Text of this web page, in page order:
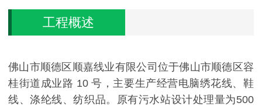
工程概述
佛山市顺德区顺嘉线业有限公司位于佛山市顺德区容
桂街道成业路 10 号，主要生产经营电脑绣花线、鞋
线、涤纶线、纺织品。原有污水站设计处理量为500